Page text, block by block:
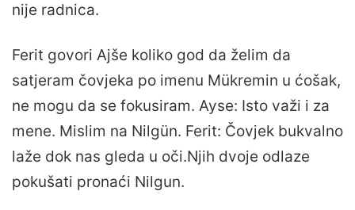
nije radnica.
Ferit govori Ajše koliko god da želim da
satjeram čovjeka po imenu Mükremin u ćošak,
ne mogu da se fokusiram. Ayse: Isto važi i za
mene. Mislim na Nilgün. Ferit: Čovjek bukvalno
laže dok nas gleda u oči.Njih dvoje odlaze
pokušati pronaći Nilgun.